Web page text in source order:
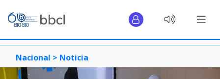
Nacional > Noticia